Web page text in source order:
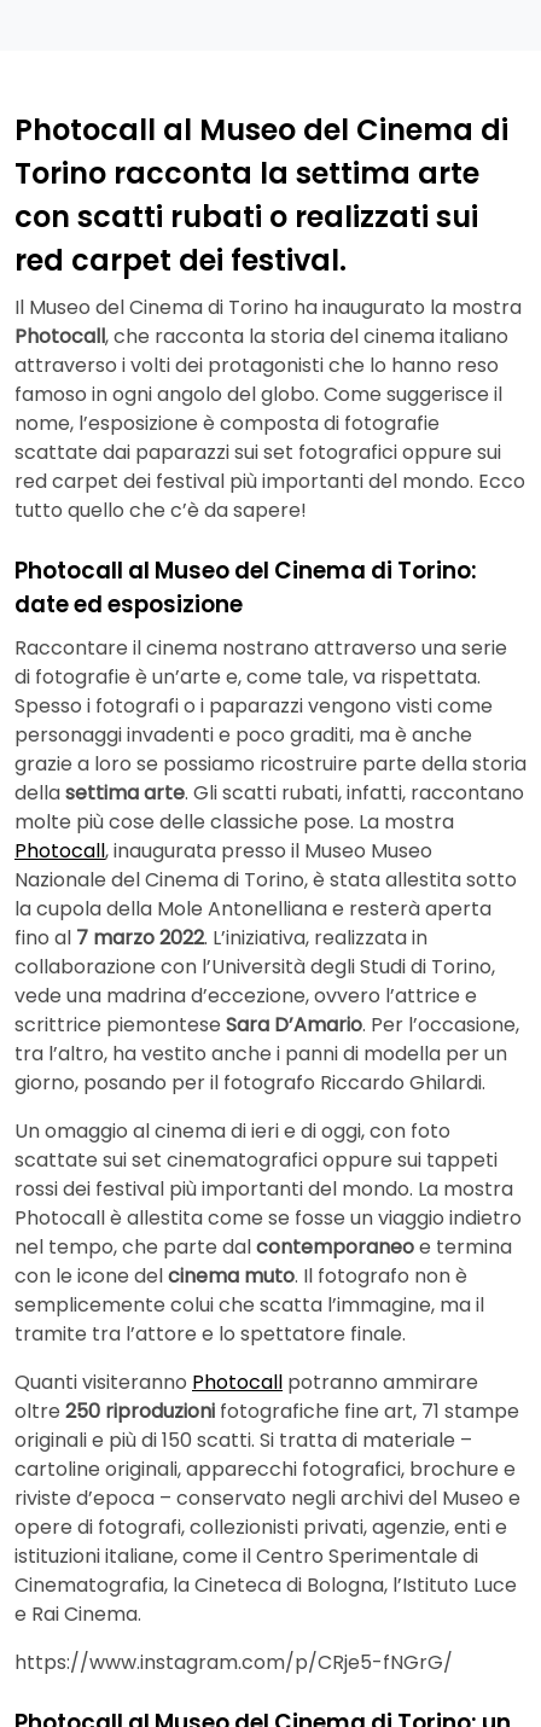
Photocall al Museo del Cinema di
Torino racconta la settima arte
con scatti rubati o realizzati sui
red carpet dei festival.
Il Museo del Cinema di Torino ha inaugurato la mostra
Photocall, che racconta la storia del cinema italiano
attraverso i volti dei protagonisti che lo hanno reso
famoso in ogni angolo del globo. Come suggerisce il
nome, l’esposizione è composta di fotografie
scattate dai paparazzi sui set fotografici oppure sui
red carpet dei festival più importanti del mondo. Ecco
tutto quello che c’è da sapere!
Photocall al Museo del Cinema di Torino:
date ed esposizione
Raccontare il cinema nostrano attraverso una serie
di fotografie è un’arte e, come tale, va rispettata.
Spesso i fotografi o i paparazzi vengono visti come
personaggi invadenti e poco graditi, ma è anche
grazie a loro se possiamo ricostruire parte della storia
dellasettima arte. Gli scatti rubati, infatti, raccontano
molte più cose delle classiche pose. La mostra
Photocall, inaugurata presso il Museo Museo
Nazionale del Cinema di Torino, è stata allestita sotto
la cupola della Mole Antonelliana e resterà aperta
fino al 7 marzo 2022. L’iniziativa, realizzata in
collaborazione con l’Università degli Studi di Torino,
vede una madrina d’eccezione, ovvero l’attrice e
scrittrice piemontese Sara D’Amario. Per l’occasione,
tra l’altro, ha vestito anche i panni di modella per un
giorno, posando per il fotografo Riccardo Ghilardi.
Un omaggio al cinema di ieri e di oggi, con foto
scattate sui set cinematografici oppure sui tappeti
rossi dei festival più importanti del mondo. La mostra
Photocall è allestita come se fosse un viaggio indietro
nel tempo, che parte dalcontemporaneoe termina
con le icone delcinema muto. Il fotografo non è
semplicemente colui che scatta l’immagine, ma il
tramite tra l’attore e lo spettatore finale.
Quanti visiteranno Photocall potranno ammirare
oltre 250 riproduzioni fotografiche fine art, 71 stampe
originali e più di 150 scatti. Si tratta di materiale –
cartoline originali, apparecchi fotografici, brochure e
riviste d’epoca – conservato negli archivi del Museo e
opere di fotografi, collezionisti privati, agenzie, enti e
istituzioni italiane, come il Centro Sperimentale di
Cinematografia, la Cineteca di Bologna, l’Istituto Luce
e Rai Cinema.
https://www.instagram.com/p/CRje5-fNGrG/